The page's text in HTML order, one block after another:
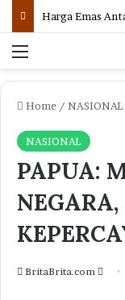
Menu
Home / NASIONAL
NASIONAL
PAPUA:
BritaBrita.com
Send